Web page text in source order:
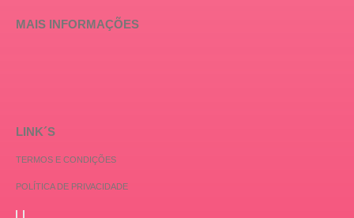
MAIS INFORMAÇÕES
LINK´S
TERMOS E CONDIÇÕES
POLÍTICA DE PRIVACIDADE